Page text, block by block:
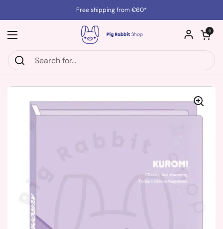
Free shipping from €60*
Open menu
Open cart
0